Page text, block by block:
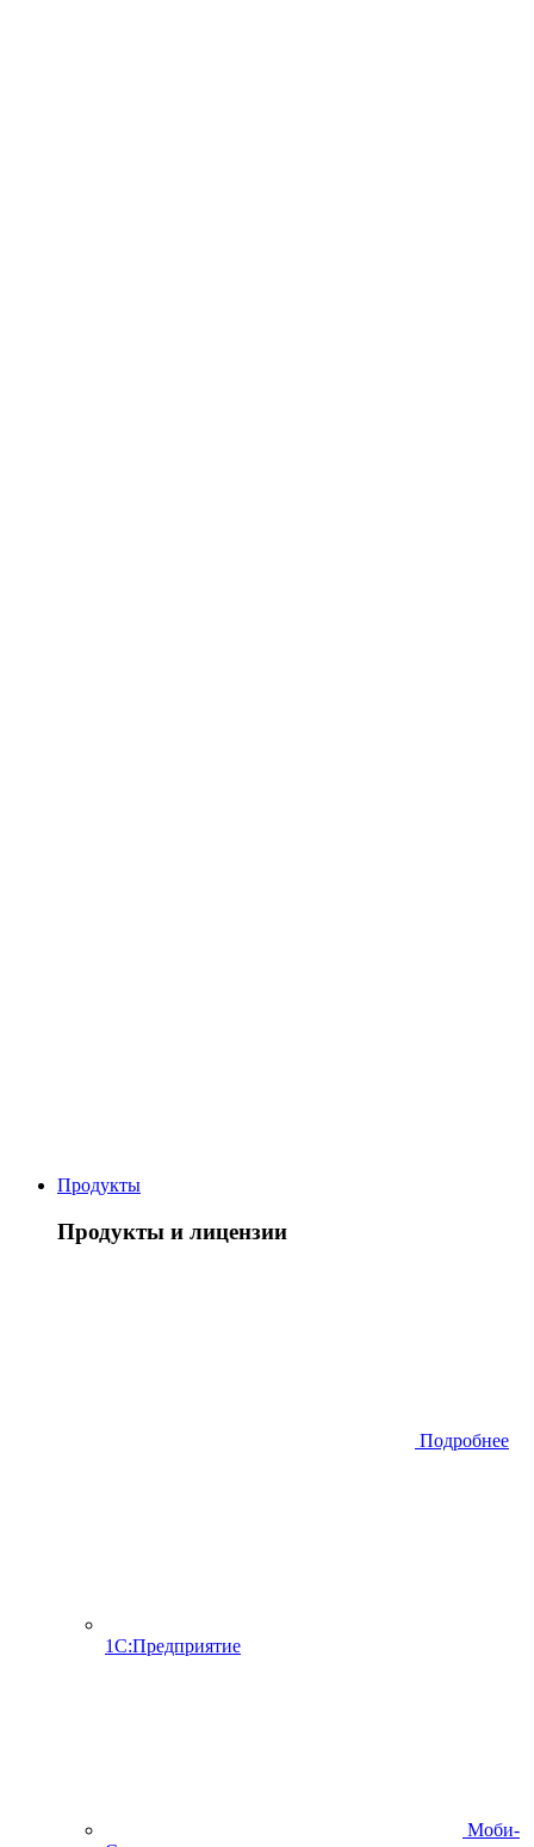
Продукты
Продукты и лицензии
Подробнее
1С:Предприятие
Моби-